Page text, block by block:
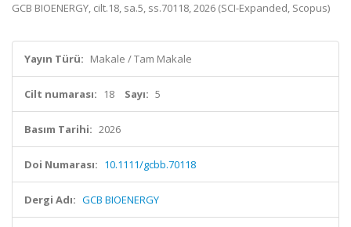
GCB BIOENERGY, cilt.18, sa.5, ss.70118, 2026 (SCI-Expanded, Scopus)
Yayın Türü: Makale / Tam Makale
Cilt numarası: 18 Sayı: 5
Basım Tarihi: 2026
Doi Numarası: 10.1111/gcbb.70118
Dergi Adı: GCB BIOENERGY